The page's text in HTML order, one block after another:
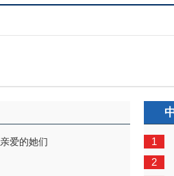
亲爱的她们
1
2